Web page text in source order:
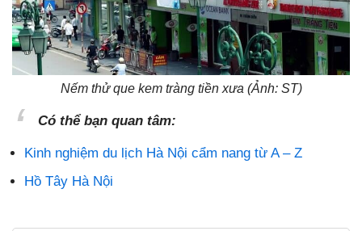
Nếm thử que kem tràng tiền xưa (Ảnh: ST)
Có thể bạn quan tâm:
Kinh nghiệm du lịch Hà Nội cẩm nang từ A – Z
Hồ Tây Hà Nội